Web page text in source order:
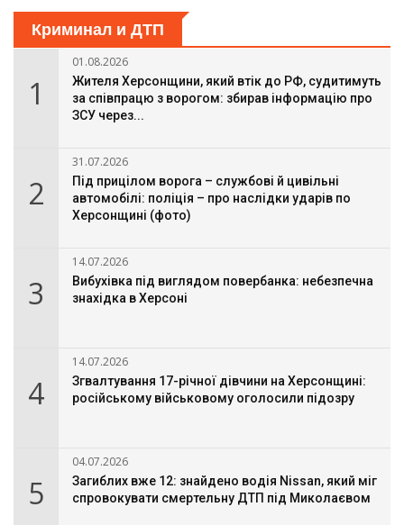
Криминал и ДТП
1
01.08.2026
Жителя Херсонщини, який втік до РФ, судитимуть
за співпрацю з ворогом: збирав інформацію про
ЗСУ через...
2
31.07.2026
Під прицілом ворога – службові й цивільні
автомобілі: поліція – про наслідки ударів по
Херсонщині (фото)
3
14.07.2026
Вибухівка під виглядом повербанка: небезпечна
знахідка в Херсоні
4
14.07.2026
Згвалтування 17-річної дівчини на Херсонщині:
російському військовому оголосили підозру
5
04.07.2026
Загиблих вже 12: знайдено водія Nissan, який міг
спровокувати смертельну ДТП під Миколаєвом